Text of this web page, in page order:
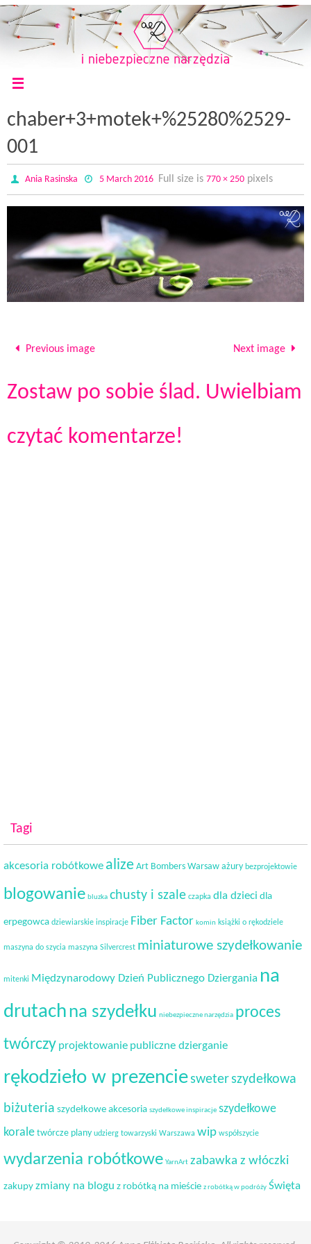
chaber+3+motek+%25280%2529-
001
Ania Rasinska 5 March 2016 Full size is 770 × 250pixels
Previous image Next image
Zostaw po sobie ślad. Uwielbiam
czytać komentarze!
Tagi
akcesoria robótkowe alize Art Bombers Warsaw ażury bezprojektowie
blogowanie bluzka chusty i szale czapka dla dzieci dla
erpegowca dziewiarskie inspiracje Fiber Factor komin książki o rękodziele
maszyna do szycia maszyna Silvercrest miniaturowe szydełkowanie
mitenki Międzynarodowy Dzień Publicznego Dziergania na
drutachna szydełku niebezpieczne narzędzia proces
twórczy projektowanie publiczne dzierganie
rękodzieło w prezenciesweterszydełkowa
biżuteria szydełkowe akcesoria szydełkowe inspiracje szydełkowe
korale twórcze plany udzierg towarzyski Warszawa wip współszycie
wydarzenia robótkowe YarnArt zabawka z włóczki
zakupy zmiany na blogu z robótką na mieście z robótką w podróży Święta